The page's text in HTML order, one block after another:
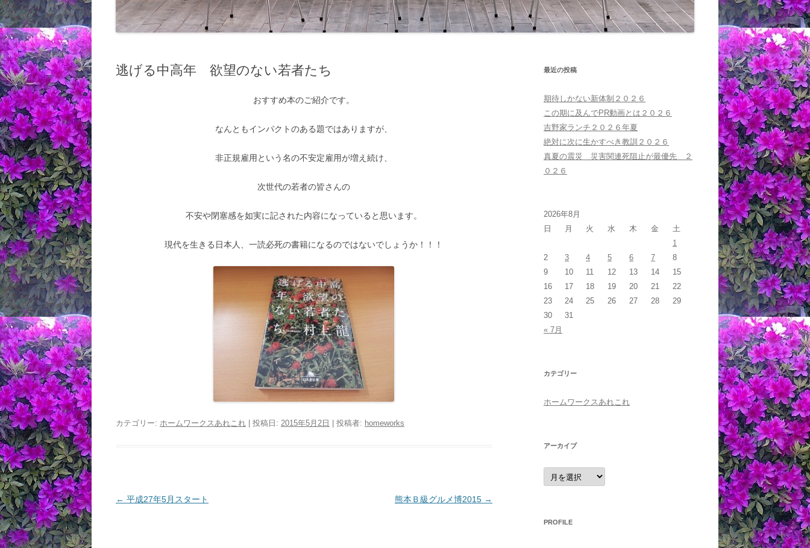
逃げる中高年 欲望のない若者たち
おすすめ本のご紹介です。
なんともインパクトのある題ではありますが、
非正規雇用という名の不安定雇用が増え続け、
次世代の若者の皆さんの
不安や閉塞感を如実に記された内容になっていると思います。
現代を生きる日本人、一読必死の書籍になるのではないでしょうか！！！
カテゴリー: ホームワークスあれこれ | 投稿日: 2015年5月2日 投稿者: homeworks
投
← 平成27年5月スタート 熊本Ｂ級グルメ博2015 →
最近の投稿
期待しかない新体制２０２６
この期に及んでPR動画とは２０２６
吉野家ランチ２０２６年夏
絶対に次に生かすべき教訓２０２６
真夏の震災 災害関連死阻止が最優先 ２
０２６
2026年8月
日
月 火 水 木 金
土
1
2
3 4 5 6 7
8
9
10 11 12 13 14
15
16
17 18 19 20 21
22
23
24 25 26 27 28
29
30
31
« 7月
カテゴリー
ホームワークスあれこれ
アーカイブ
ア
ー
カ
PROFILE